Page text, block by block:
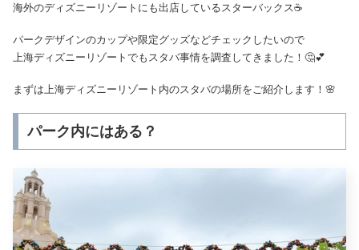
海外のディズニーリゾートにも出店しているスターバックス☕️
パークデザインのカップや限定グッズなどチェックしたいので
上海ディズニーリゾートでもスタバ事情を調査してきました！🤔💕
まずは上海ディズニーリゾート内のスタバの場所をご紹介します！🌸
パーク内にはある？